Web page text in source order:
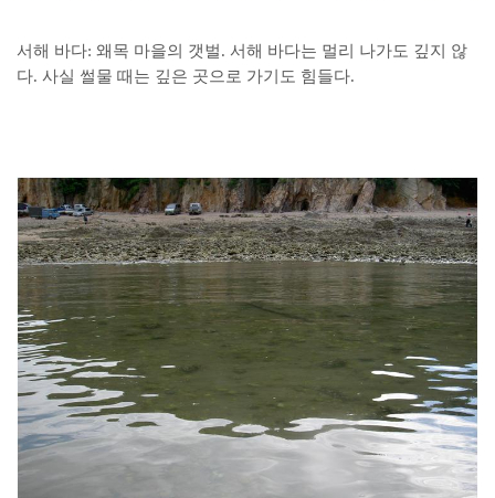
서해 바다: 왜목 마을의 갯벌. 서해 바다는 멀리 나가도 깊지 않
다. 사실 썰물 때는 깊은 곳으로 가기도 힘들다.